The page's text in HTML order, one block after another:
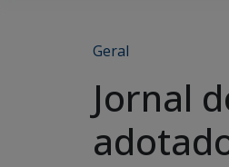
Geral
Jornal